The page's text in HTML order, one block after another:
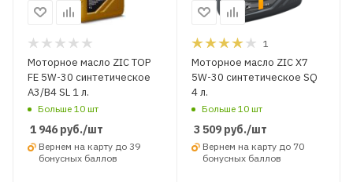
Моторное масло ZIC TOP
FE 5W-30 синтетическое
A3/B4 SL 1 л.
Больше 10 шт
1 946 руб./шт
Вернем на карту до 39
бонусных баллов
1
Моторное масло ZIC X7
5W-30 синтетическое SQ
4 л.
Больше 10 шт
3 509руб./шт
Вернем на карту до 70
бонусных баллов